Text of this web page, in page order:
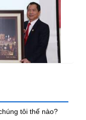
tôi thế nào?